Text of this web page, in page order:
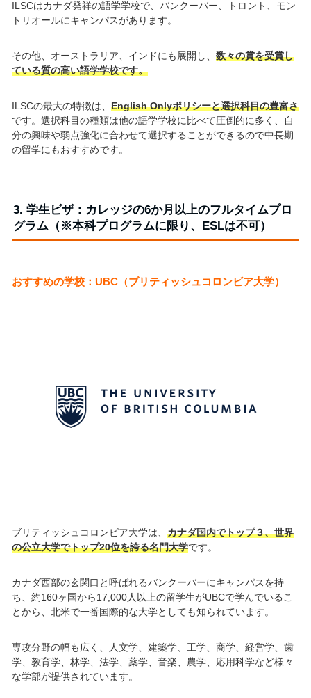
ILSCはカナダ発祥の語学学校で、バンクーバー、トロント、モン
トリオールにキャンパスがあります。
その他、オーストラリア、インドにも展開し、 数々の賞を受賞し
ている質の高い語学学校です。
ILSCの最大の特徴は、 English Onlyポリシーと選択科目の豊富さ
です。選択科目の種類は他の語学学校に比べて圧倒的に多く、自
分の興味や弱点強化に合わせて選択することができるので中長期
の留学にもおすすめです。
3. 学生ビザ：カレッジの6か月以上のフルタイムプロ
グラム（※本科プログラムに限り、ESLは不可）
おすすめの学校：UBC（ブリティッシュコロンビア大学）
ブリティッシュコロンビア大学は、 カナダ国内でトップ３、世界
の公立大学でトップ20位を誇る名門大学です。
カナダ西部の玄関口と呼ばれるバンクーバーにキャンパスを持
ち、約160ヶ国から17,000人以上の留学生がUBCで学んでいるこ
とから、北米で一番国際的な大学としても知られています。
専攻分野の幅も広く、人文学、建築学、工学、商学、経営学、歯
学、教育学、林学、法学、薬学、音楽、農学、応用科学など様々
な学部が提供されています。